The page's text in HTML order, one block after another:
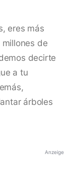
eres más
de
decirte
a tu
árboles
Anzeige